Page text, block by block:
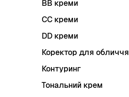
BB креми
CC креми
DD креми
Коректор для обличчя
Контуринг
Тональний крем